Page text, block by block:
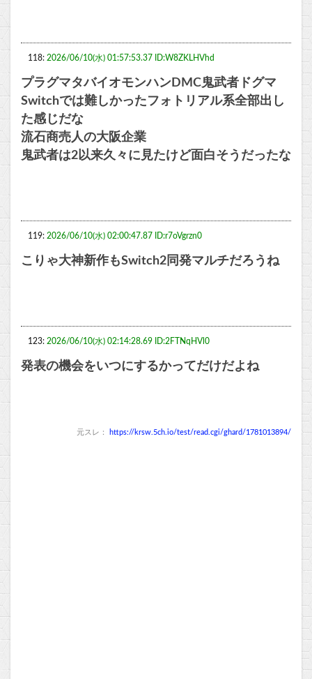
118: 2026/06/10(水) 01:57:53.37 ID:W8ZKLHVhd
プラグマタバイオモンハンDMC鬼武者ドグマ
Switchでは難しかったフォトリアル系全部出し
た感じだな
流石商売人の大阪企業
鬼武者は2以来久々に見たけど面白そうだったな
119: 2026/06/10(水) 02:00:47.87 ID:r7oVgrzn0
こりゃ大神新作もSwitch2同発マルチだろうね
123: 2026/06/10(水) 02:14:28.69 ID:2FTNqHVl0
発表の機会をいつにするかってだけだよね
元スレ： https://krsw.5ch.io/test/read.cgi/ghard/1781013894/